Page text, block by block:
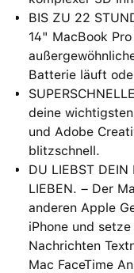
BIS ZU 22
14" MacBook
Batterie läuft
deine
und Adobe
blitzschnell.
DU LIEBST DEIN
LIEBEN. – Der
anderen Apple
iPhone und
Nachrichten
Mac FaceTime